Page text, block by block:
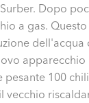
Dopo
a gas.
100